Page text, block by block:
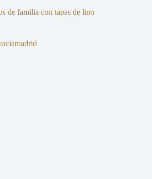
de familia con tapas de lino